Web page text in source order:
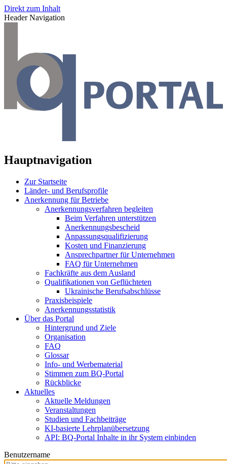
Direkt zum Inhalt
Header Navigation
Hauptnavigation
Zur Startseite
Länder- und Berufsprofile
Anerkennung für Betriebe
Anerkennungsverfahren begleiten
Beim Verfahren unterstützen
Anerkennungsbescheid
Anpassungsqualifizierung
Kosten und Finanzierung
Ansprechpartner für Unternehmen
FAQ für Unternehmen
Fachkräfte aus dem Ausland
Qualifikationen von Geflüchteten
Ukrainische Berufsabschlüsse
Praxisbeispiele
Anerkennungsstatistik
Über das Portal
Hintergrund und Ziele
Organisation
FAQ
Glossar
Info- und Werbematerial
Stimmen zum BQ-Portal
Rückblicke
Aktuelles
Aktuelle Meldungen
Veranstaltungen
Studien und Fachbeiträge
KI-basierte Lehrplanübersetzung
API: BQ-Portal Inhalte in ihr System einbinden
Benutzername